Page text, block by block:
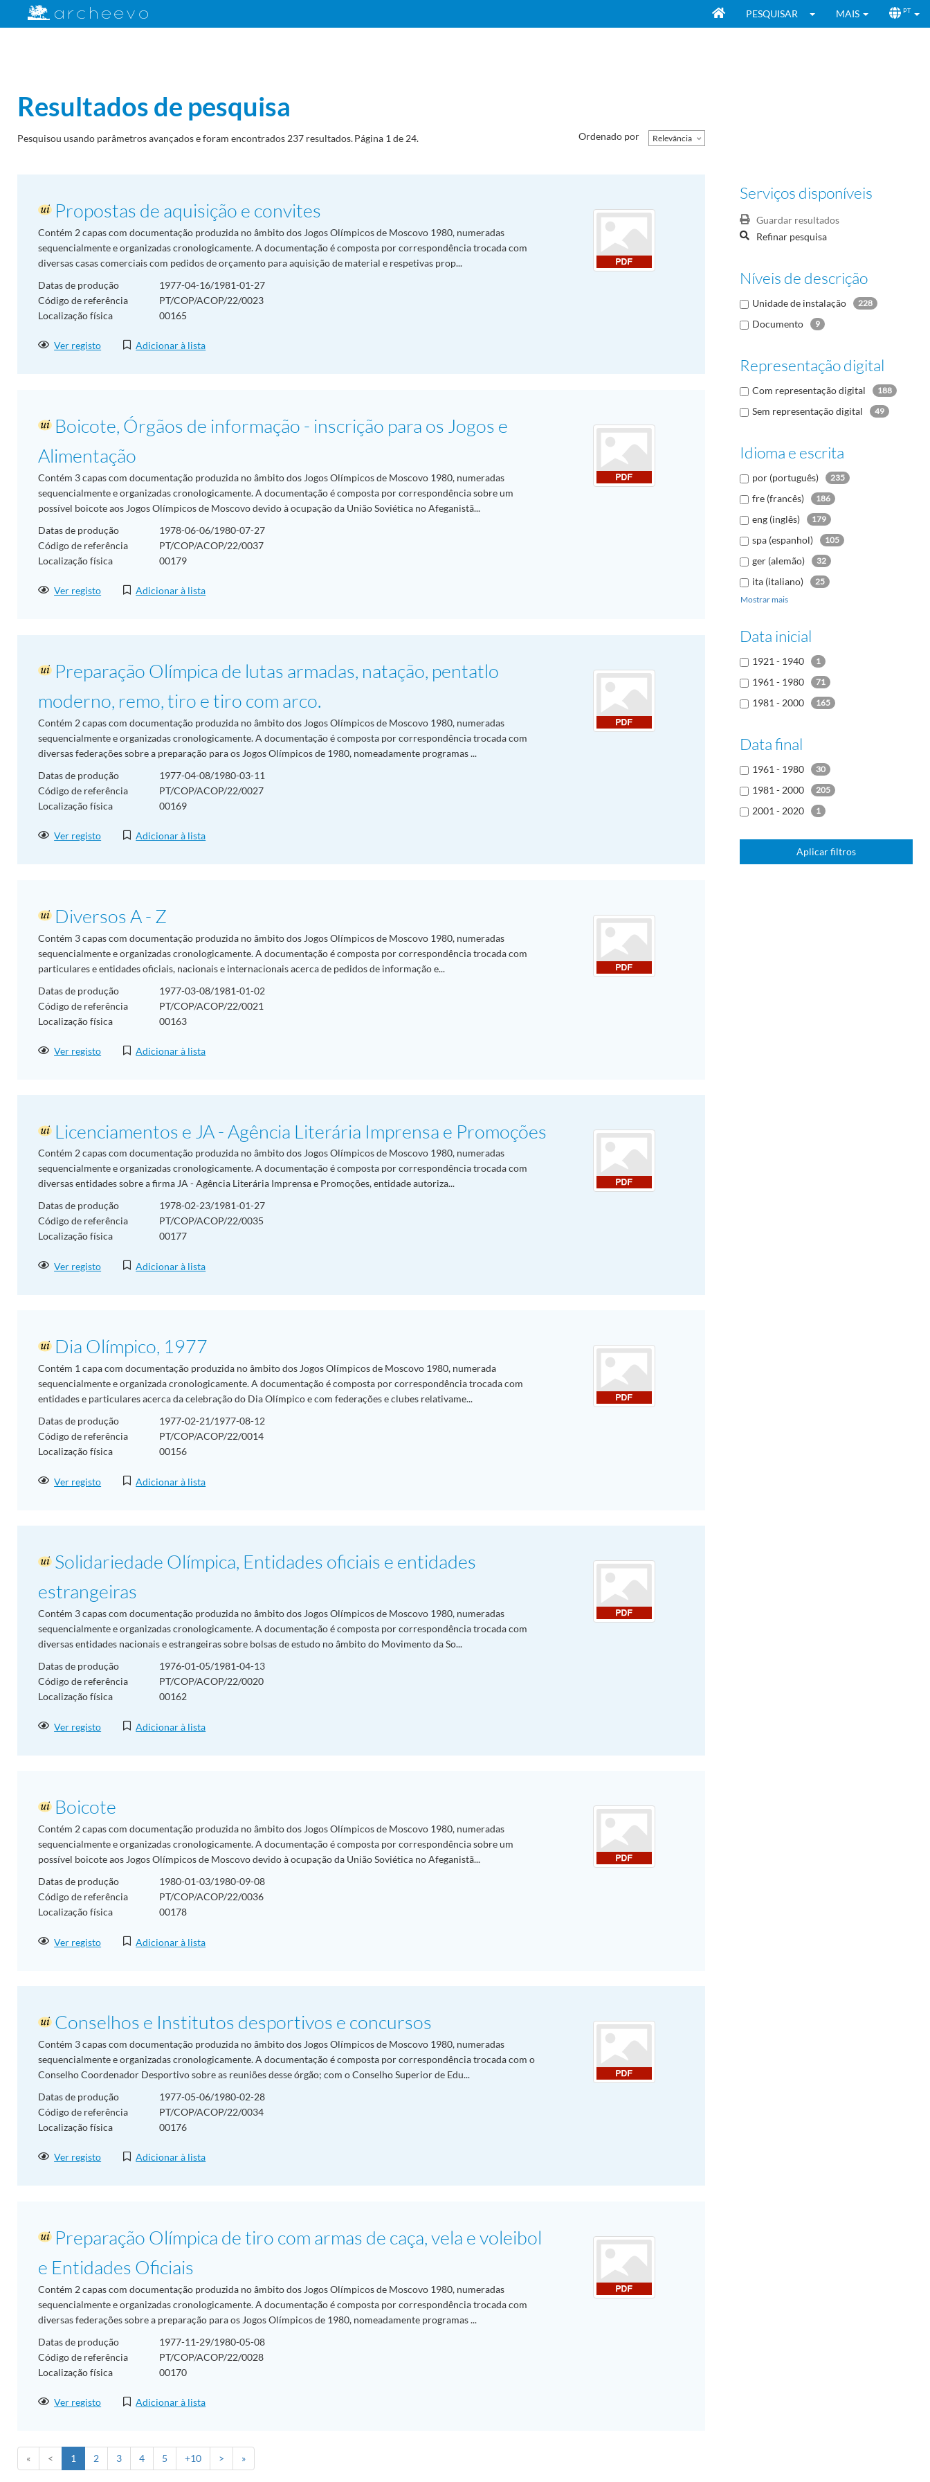
PESQUISAR MAIS PT
Resultados de pesquisa
Serviços disponíveis
Guardar resultados
Refinar pesquisa
Níveis de descrição
Unidade de instalação 228
Documento 9
Representação digital
Com representação digital 188
Sem representação digital 49
Idioma e escrita
por (português) 235
fre (francês) 186
eng (inglês) 179
spa (espanhol) 105
ger (alemão) 32
ita (italiano) 25
rus (russo)
kor (coreano)
chi (chinês) 2
Mostrar mais
Data inicial
1921 - 1940 1
1961 - 1980 71
1981 - 2000 165
Data final
1961 - 1980 30
1981 - 2000 205
2001 - 2020 1
Aplicar filtros
Pesquisou usando parâmetros avançados e foram encontrados 237 resultados.Página 1 de 24. Ordenado por Relevância
Propostas de aquisição e convites
Contém 2 capas com documentação produzida no âmbito dos Jogos Olímpicos de Moscovo 1980, numeradas
sequencialmente e organizadas cronologicamente. A documentação é composta por correspondência trocada com
diversas casas comerciais com pedidos de orçamento para aquisição de material e respetivas prop...
Datas de produção
1977-04-16/1981-01-27
Código de referência
PT/COP/ACOP/22/0023
Localização física
00165
Ver registo Adicionar à lista
Boicote, Órgãos de informação - inscrição para os Jogos e
Alimentação
Contém 3 capas com documentação produzida no âmbito dos Jogos Olímpicos de Moscovo 1980, numeradas
sequencialmente e organizadas cronologicamente. A documentação é composta por correspondência sobre um
possível boicote aos Jogos Olímpicos de Moscovo devido à ocupação da União Soviética no Afeganistã...
Datas de produção
1978-06-06/1980-07-27
Código de referência
PT/COP/ACOP/22/0037
Localização física
00179
Ver registo Adicionar à lista
Preparação Olímpica de lutas armadas, natação, pentatlo
moderno, remo, tiro e tiro com arco.
Contém 2 capas com documentação produzida no âmbito dos Jogos Olímpicos de Moscovo 1980, numeradas
sequencialmente e organizadas cronologicamente. A documentação é composta por correspondência trocada com
diversas federações sobre a preparação para os Jogos Olímpicos de 1980, nomeadamente programas ...
Datas de produção
1977-04-08/1980-03-11
Código de referência
PT/COP/ACOP/22/0027
Localização física
00169
Ver registo Adicionar à lista
Diversos A - Z
Contém 3 capas com documentação produzida no âmbito dos Jogos Olímpicos de Moscovo 1980, numeradas
sequencialmente e organizadas cronologicamente. A documentação é composta por correspondência trocada com
particulares e entidades oficiais, nacionais e internacionais acerca de pedidos de informação e...
Datas de produção
1977-03-08/1981-01-02
Código de referência
PT/COP/ACOP/22/0021
Localização física
00163
Ver registo Adicionar à lista
Licenciamentos e JA - Agência Literária Imprensa e Promoções
Contém 2 capas com documentação produzida no âmbito dos Jogos Olímpicos de Moscovo 1980, numeradas
sequencialmente e organizadas cronologicamente. A documentação é composta por correspondência trocada com
diversas entidades sobre a firma JA - Agência Literária Imprensa e Promoções, entidade autoriza...
Datas de produção
1978-02-23/1981-01-27
Código de referência
PT/COP/ACOP/22/0035
Localização física
00177
Ver registo Adicionar à lista
Dia Olímpico, 1977
Contém 1 capa com documentação produzida no âmbito dos Jogos Olímpicos de Moscovo 1980, numerada
sequencialmente e organizada cronologicamente. A documentação é composta por correspondência trocada com
entidades e particulares acerca da celebração do Dia Olímpico e com federações e clubes relativame...
Datas de produção
1977-02-21/1977-08-12
Código de referência
PT/COP/ACOP/22/0014
Localização física
00156
Ver registo Adicionar à lista
Solidariedade Olímpica, Entidades oficiais e entidades
estrangeiras
Contém 3 capas com documentação produzida no âmbito dos Jogos Olímpicos de Moscovo 1980, numeradas
sequencialmente e organizadas cronologicamente. A documentação é composta por correspondência trocada com
diversas entidades nacionais e estrangeiras sobre bolsas de estudo no âmbito do Movimento da So...
Datas de produção
1976-01-05/1981-04-13
Código de referência
PT/COP/ACOP/22/0020
Localização física
00162
Ver registo Adicionar à lista
Boicote
Contém 2 capas com documentação produzida no âmbito dos Jogos Olímpicos de Moscovo 1980, numeradas
sequencialmente e organizadas cronologicamente. A documentação é composta por correspondência sobre um
possível boicote aos Jogos Olímpicos de Moscovo devido à ocupação da União Soviética no Afeganistã...
Datas de produção
1980-01-03/1980-09-08
Código de referência
PT/COP/ACOP/22/0036
Localização física
00178
Ver registo Adicionar à lista
Conselhos e Institutos desportivos e concursos
Contém 3 capas com documentação produzida no âmbito dos Jogos Olímpicos de Moscovo 1980, numeradas
sequencialmente e organizadas cronologicamente. A documentação é composta por correspondência trocada com o
Conselho Coordenador Desportivo sobre as reuniões desse órgão; com o Conselho Superior de Edu...
Datas de produção
1977-05-06/1980-02-28
Código de referência
PT/COP/ACOP/22/0034
Localização física
00176
Ver registo Adicionar à lista
Preparação Olímpica de tiro com armas de caça, vela e voleibol
e Entidades Oficiais
Contém 2 capas com documentação produzida no âmbito dos Jogos Olímpicos de Moscovo 1980, numeradas
sequencialmente e organizadas cronologicamente. A documentação é composta por correspondência trocada com
diversas federações sobre a preparação para os Jogos Olímpicos de 1980, nomeadamente programas ...
Datas de produção
1977-11-29/1980-05-08
Código de referência
PT/COP/ACOP/22/0028
Localização física
00170
Ver registo Adicionar à lista
« < 1 2 3 4 5 +10 > »